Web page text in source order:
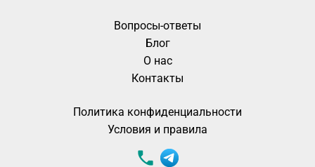
Вопросы-ответы
Блог
О нас
Контакты
Политика конфиденциальности
Условия и правила